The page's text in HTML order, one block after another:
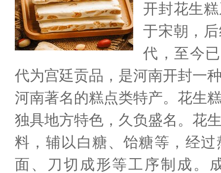
开封花生
于宋朝，
代，至今
代为宫廷贡品，是河南开封一
河南著名的糕点类特产。花生
独具地方特色，久负盛名。花
料，辅以白糖、饴糖等，经
面、刀切成形等工序制成。